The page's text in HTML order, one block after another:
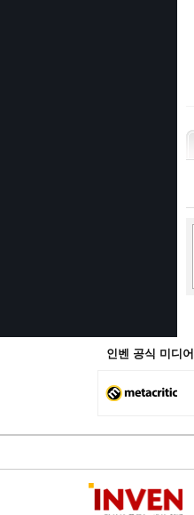
인벤 공식 미디